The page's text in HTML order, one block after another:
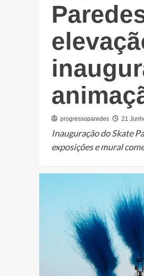
progressoparedes 21
Inauguração do Skate
exposições e mural